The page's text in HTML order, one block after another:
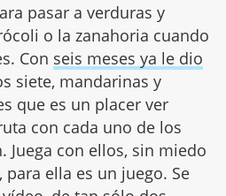
pasar a verduras y
o la zanahoria cuando
Con seis meses ya le dio
siete, mandarinas y
que es un placer ver
con cada uno de los
Juega con ellos, sin miedo
ella es un juego. Se